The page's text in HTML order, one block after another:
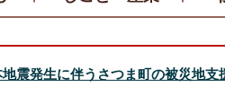
震発生に伴うさつま町の被災地支